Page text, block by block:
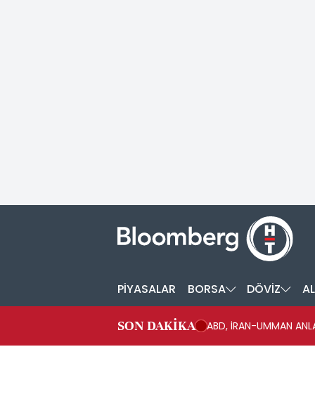
PİYASALAR BORSA DÖVİZ
SON DAKİKA ABD, İRAN-UMMAN